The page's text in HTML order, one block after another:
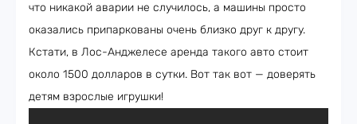
что никакой аварии не случилось, а машины просто
оказались припаркованы очень близко друг к другу.
Кстати, в Лос-Анджелесе аренда такого авто стоит
около 1500 долларов в сутки. Вот так вот — доверять
детям взрослые игрушки!